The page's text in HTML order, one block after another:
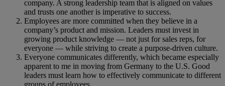
company. A strong leadership team that is aligned on values
and trusts one another is imperative to success.
Employees are more committed when they believe in a
company’s product and mission. Leaders must invest in
growing product knowledge — not just for sales reps, for
everyone — while striving to create a purpose-driven culture.
Everyone communicates differently, which became especially
apparent to me in moving from Germany to the U.S. Good
leaders must learn how to effectively communicate to different
groups of employees.